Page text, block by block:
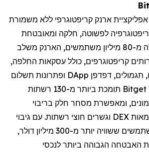
ארנק קריפטוגרפי ללא משמורת
לפשוטה, חלקה ומאובטחת
מ-80 מיליון משתמשים, הארנק משלב
קריפטוגרפים, כולל עסקאות החלפה,
תגמולים, דפדפן DApp ופתרונות תשלום
Bitget תומכת ביותר מ-130 רשתות
ומאפשרת מסחר חלק בריבוי
DEX וגשרים חוצי רשתות. עם גיבוי
של קרן להגנה על משתמשים ששוויה יותר מ-300 מיליון דולר,
האבטחה הגבוהה ביותר לנכסי